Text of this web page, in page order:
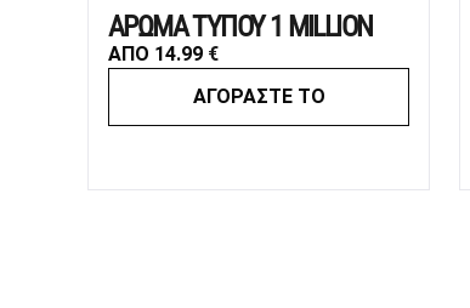
ΑΡΩΜΑ ΤΥΠΟΥ 1 MILLION
ΑΠΟ 14.99 €
ΑΓΟΡΑΣΤΕ ΤΟ